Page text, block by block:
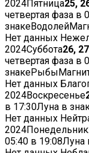
2024Пятница25,
четвертая фаза в
Нет данных
2024Суббота26, 27
четвертая фаза в
Нет данных
2024Воскресенье
в 17:30Луна в
Нет данных
2024Понедельник
05:40 в 19:08Луна